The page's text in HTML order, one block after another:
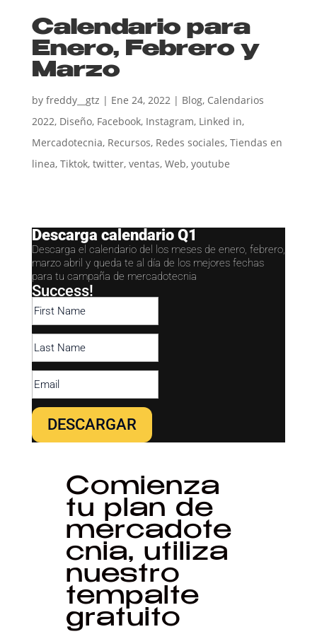
Calendario para
Enero, Febrero y
Marzo
by freddy__gtz | Ene 24, 2022| Blog, Calendarios
2022, Diseño, Facebook, Instagram, Linked in,
Mercadotecnia, Recursos, Redes sociales, Tiendas en
linea, Tiktok, twitter, ventas, Web, youtube
Descarga calendario Q1
Descarga el calendario del los meses de enero, febrero,
marzo abril y queda te al día de los mejores fechas
para tu campaña de mercadotecnia
Success!
DESCARGAR
Comienza
tu plan de
mercadote
cnia, utiliza
nuestro
tempalte
gratuito